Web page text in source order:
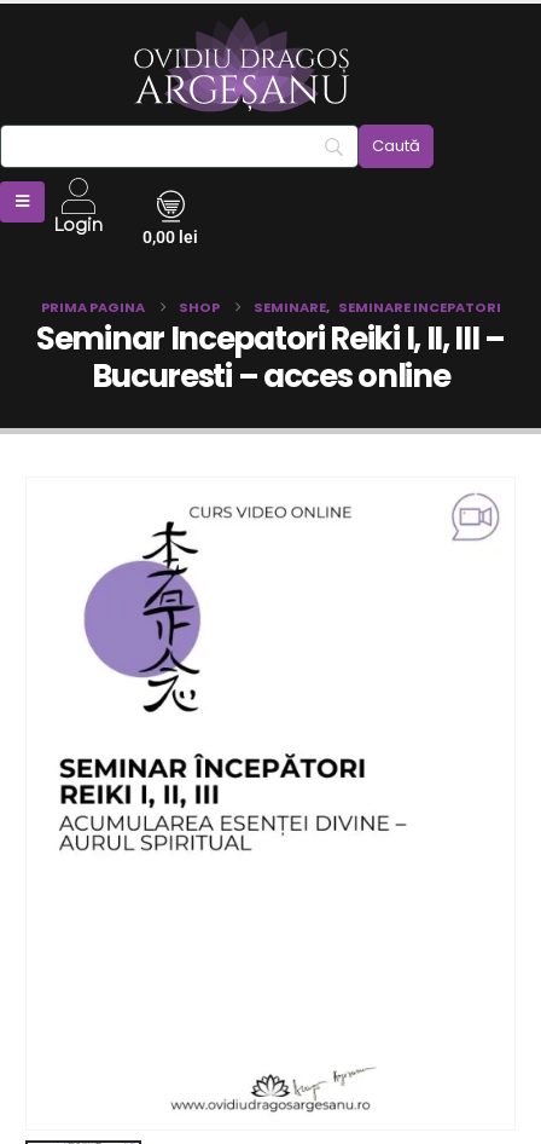
Login 0,00 lei
PRIMA PAGINA SHOP SEMINARE, SEMINARE INCEPATORI
Seminar Incepatori Reiki I, II, III –
Bucuresti – acces online